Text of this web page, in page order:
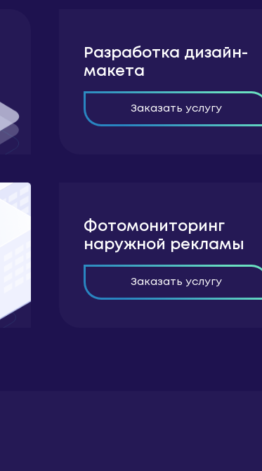
Разработка дизайн-
макета
Заказать услугу
Фотомониторинг
наружной рекламы
Заказать услугу